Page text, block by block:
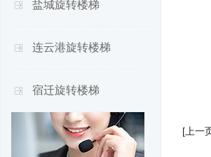
盐城旋转楼梯
连云港旋转楼梯
宿迁旋转楼梯
[上一